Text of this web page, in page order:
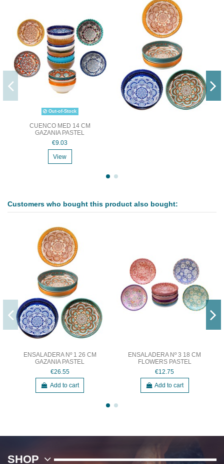
Out-of-Stock
CUENCO MED 14 CM
GAZANIA PASTEL
€9.03
View
Customers who bought this product also bought:
ENSALADERA Nº 1 26 CM
GAZANIA PASTEL
€26.55
Add to cart
ENSALADERA Nº 3 18 CM
FLOWERS PASTEL
€12.75
Add to cart
SHOP